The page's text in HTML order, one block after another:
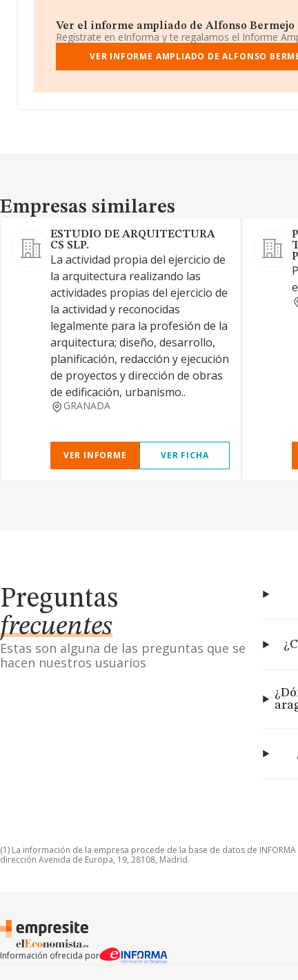
Ver el informe ampliado de Alfonso Bermejo
Regístrate en eInforma y te regalamos el Informe
VER INFORME AMPLIADO DE ALFONSO
Empresas similares
Empresas similares
ESTUDIO DE ARQUITECTURA
CS SLP.
La actividad propia del ejercicio de
la arquitectura realizando las
actividades propias del ejercicio de
la actividad y reconocidas
legalmente para la profesión de la
arquitectura; diseño, desarrollo,
planificación, redacción y ejecución
de proyectos y dirección de obras
de edificación, urbanismo..
GRANADA
VER INFORME VER FICHA
Preguntas
frecuentes
Estas son alguna de las preguntas que se
hacen nuestros usuarios
(1) La información de la empresa procede de la base de datos de
dirección Avenida de Europa, 19, 28108, Madrid.
Información ofrecida por